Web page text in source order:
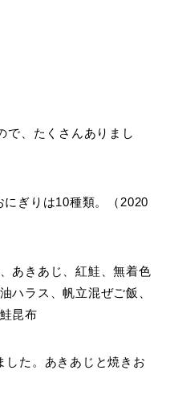
で、たくさんありまし
ぎりは10種類。（2020
あきあじ、紅鮭、無着色
ハラス、帆立混ぜご飯、
昆布
した。あきあじと焼きお